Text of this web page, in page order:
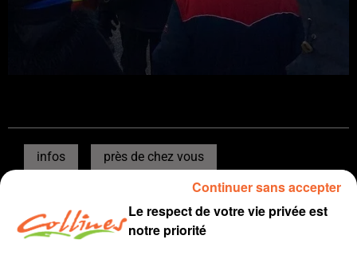
infos près de chez vous
16 février 2023 - 11 min 10 sec
JOURNAL DU JEUDI 16 FEVRIER ( MIDI )
Le respect de votre vie privée est
notre priorité
Continuer sans accepter